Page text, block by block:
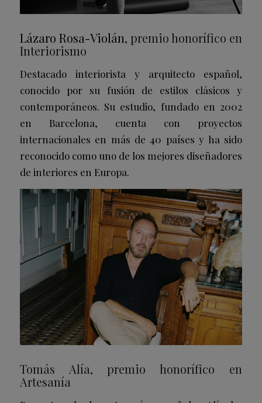
Lázaro Rosa-Violán, premio honorífico en
Interiorismo
Destacado interiorista y arquitecto español,
conocido por su fusión de estilos clásicos y
contemporáneos. Su estudio, fundado en 2002
en Barcelona, cuenta con proyectos
internacionales en más de 40 países y ha sido
reconocido como uno de los mejores diseñadores
de interiores en Europa.
Tomás Alía, premio honorífico en
Artesanía